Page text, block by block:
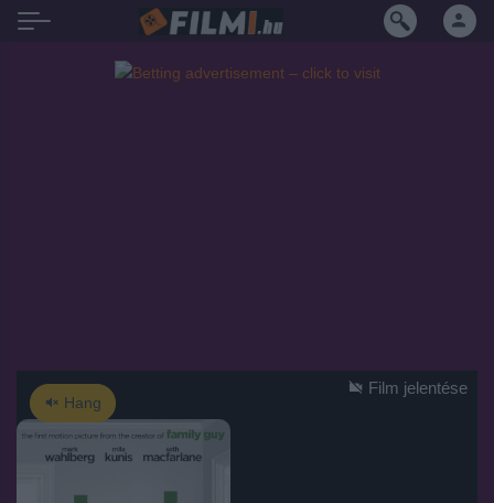
Hang
Film jelentése